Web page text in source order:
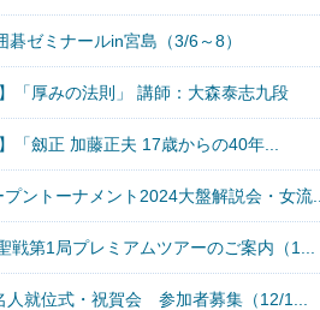
碁ゼミナールin宮島（3/6～8）
「厚みの法則」 講師：大森泰志九段
「劔正 加藤正夫 17歳からの40年...
プントーナメント2024大盤解説会・女流...
戦第1局プレミアムツアーのご案内（1...
人就位式・祝賀会 参加者募集（12/1...